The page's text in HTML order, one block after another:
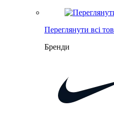
Переглянути всі
Бренди